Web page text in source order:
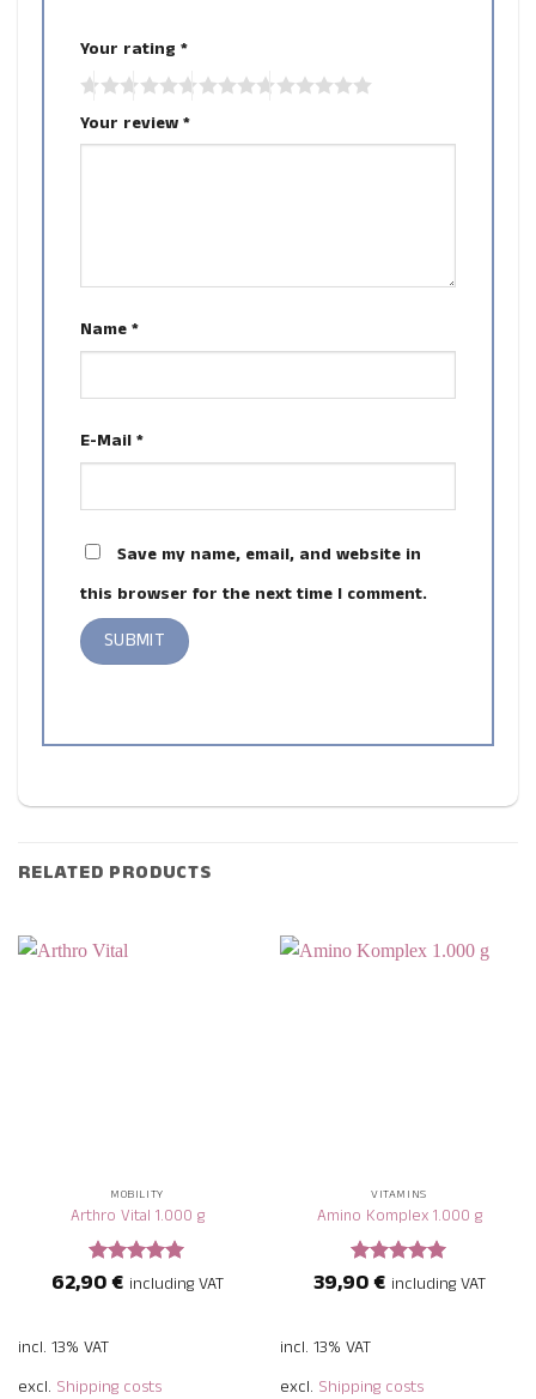
Your rating *
Your review *
Name *
E-Mail *
Save my name, email, and website in
this browser for the next time I comment.
RELATED PRODUCTS
MOBILITY
Arthro Vital 1.000 g
Rated5
62,90€ including VAT
incl. 13% VAT
excl. Shipping costs
VITAMINS
Amino Komplex 1.000 g
Rated5
39,90€ including VAT
incl. 13% VAT
excl. Shipping costs